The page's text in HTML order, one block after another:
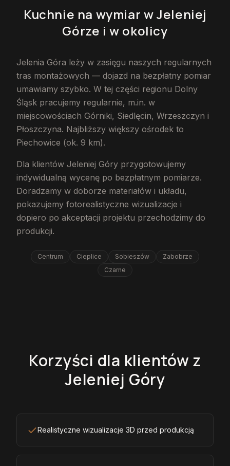
Kuchnie na wymiar w Jeleniej
Górze i w okolicy
Jelenia Góra leży w zasięgu naszych regularnych
tras montażowych — dojazd na bezpłatny pomiar
umawiamy szybko. W tej części regionu Dolny
Śląsk pracujemy regularnie, m.in. w
miejscowościach Górniki, Siedlęcin, Wrzeszczyn i
Płoszczyna. Najbliższy większy ośrodek to
Piechowice (ok. 9 km).
Dla klientów Jeleniej Góry przygotowujemy
indywidualną wycenę po bezpłatnym pomiarze.
Doradzamy w doborze materiałów i układu,
pokazujemy fotorealistyczne wizualizacje i
dopiero po akceptacji projektu przechodzimy do
produkcji.
Centrum Cieplice Sobieszów
Zabobrze
Czarne
Korzyści dla klientów z
Jeleniej Góry
Realistyczne wizualizacje 3D przed produkcją